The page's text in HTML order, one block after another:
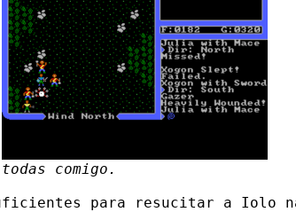
comigo.
para resucitar a Iolo